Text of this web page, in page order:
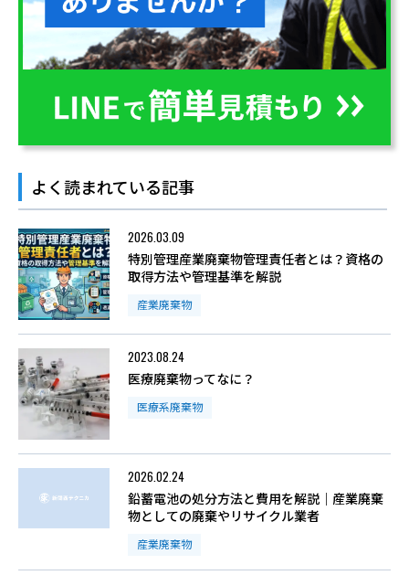
よく読まれている記事
2026.03.09
特別管理産業廃棄物管理責任者とは？資格の
取得方法や管理基準を解説
産業廃棄物
2023.08.24
医療廃棄物ってなに？
医療系廃棄物
2026.02.24
鉛蓄電池の処分方法と費用を解説｜産業廃棄
物としての廃棄やリサイクル業者
産業廃棄物